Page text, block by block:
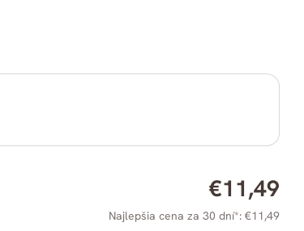
Bežná
cena
€11,49
Najlepšia cena za 30 dní*: €11,49